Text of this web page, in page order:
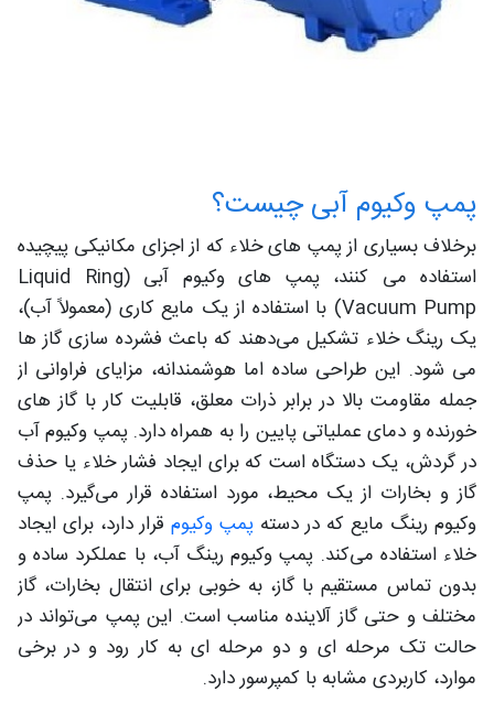
پمپ وکیوم آبی چیست؟
برخلاف بسیاری از پمپ‌ های خلاء که از اجزای مکانیکی پیچیده
استفاده می‌ کنند، پمپ‌ های وکیوم آبی (Liquid Ring
Vacuum Pump) با استفاده از یک مایع کاری (معمولاً آب)،
یک رینگ خلاء تشکیل می‌دهند که باعث فشرده‌ سازی گاز ها
می‌ شود. این طراحی ساده اما هوشمندانه، مزایای فراوانی از
جمله مقاومت بالا در برابر ذرات معلق، قابلیت کار با گاز های
خورنده و دمای عملیاتی پایین را به همراه دارد. پمپ وکیوم آب
در گردش، یک دستگاه است که برای ایجاد فشار خلاء یا حذف
گاز و بخارات از یک محیط، مورد استفاده قرار می‌گیرد. پمپ
وکیوم رینگ مایع که در دسته پمپ وکیوم قرار دارد، برای ایجاد
خلاء استفاده می‌کند. پمپ وکیوم رینگ آب، با عملکرد ساده و
بدون تماس مستقیم با گاز، به خوبی برای انتقال بخارات، گاز
مختلف و حتی گاز آلاینده مناسب است. این پمپ می‌تواند در
حالت‌ تک مرحله ای و دو مرحله ای به کار رود و در برخی
موارد، کاربردی مشابه با کمپرسور دارد.